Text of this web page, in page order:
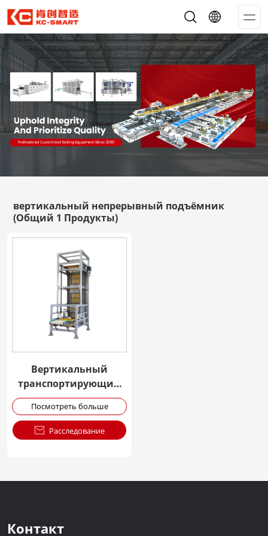
вертикальный непрерывный подъёмник
(Общий 1 Продукты)
Вертикальный
транспортирующий
пищевой
непрерывный лифт
Посмотреть больше
 Расследование
Контакт